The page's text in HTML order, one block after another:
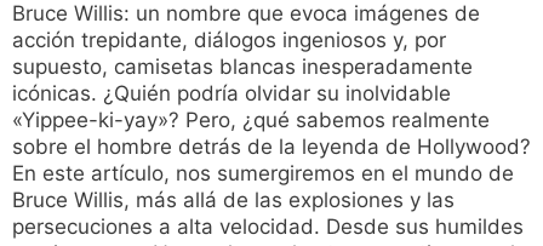
Bruce Willis: un nombre que evoca imágenes de
acción trepidante, diálogos ingeniosos y, por
supuesto, camisetas blancas inesperadamente
icónicas. ¿Quién podría olvidar su inolvidable
«Yippee-ki-yay»? Pero, ¿qué sabemos realmente
sobre el hombre detrás de la leyenda de Hollywood?
En este artículo, nos sumergiremos en el mundo de
Bruce Willis, más allá de las explosiones y las
persecuciones a alta velocidad. Desde sus humildes